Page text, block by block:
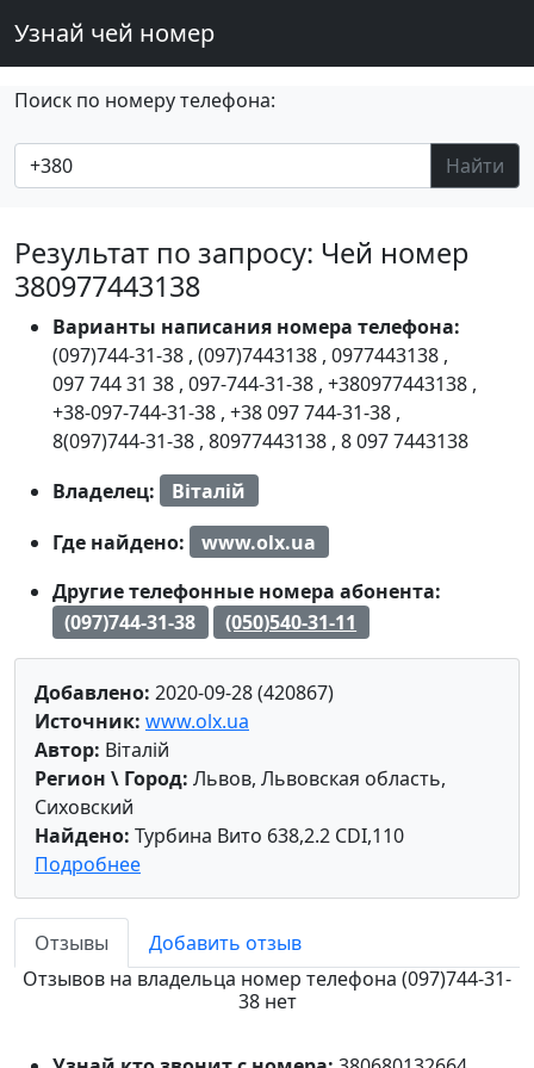
Узнай чей номер
Поиск по номеру телефона:
Найти
Результат по запросу: Чей номер
380977443138
Варианты написания номера телефона:
(097)744-31-38 , (097)7443138 , 0977443138 ,
097 744 31 38 , 097-744-31-38 , +380977443138 ,
+38-097-744-31-38 , +38 097 744-31-38 ,
8(097)744-31-38 , 80977443138 , 8 097 7443138
Владелец:
Віталій
Где найдено:
www.olx.ua
Другие телефонные номера абонента:
(097)744-31-38
(050)540-31-11
Добавлено: 2020-09-28 (420867)
Источник: www.olx.ua
Автор: Віталій
Регион \ Город: Львов, Львовская область,
Сиховский
Найдено: Турбина Вито 638,2.2 CDI,110
Подробнее
Отзывы
Добавить отзыв
Отзывов на владельца номер телефона (097)744-31-
38 нет